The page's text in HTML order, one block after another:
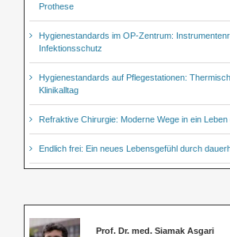
Prothese
Hygienestandards im OP-Zentrum:
Infektionsschutz
Hygienestandards auf Pflegestationen:
Klinikalltag
Refraktive Chirurgie: Moderne Wege in ein Leben
Endlich frei: Ein neues Lebensgefühl durch
Prof. Dr. med. Siamak Asgari